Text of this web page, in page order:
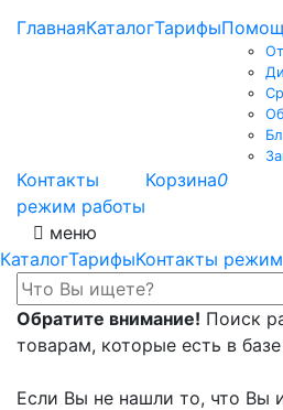
ГлавнаяКаталогТарифы
Контакты
режим работы
Корзина0
меню
КаталогТарифыКонтакты
Обратите внимание! Поиск
товарам, которые есть в базе
Если Вы не нашли то, что Вы